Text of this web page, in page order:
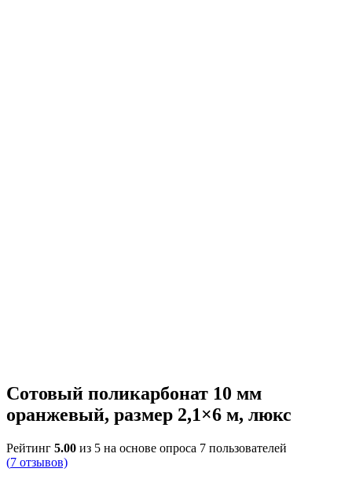
Сотовый поликарбонат 10 мм
оранжевый, размер 2,1×6 м, люкс
Рейтинг 5.00 из 5 на основе опроса 7 пользователей
(7 отзывов)